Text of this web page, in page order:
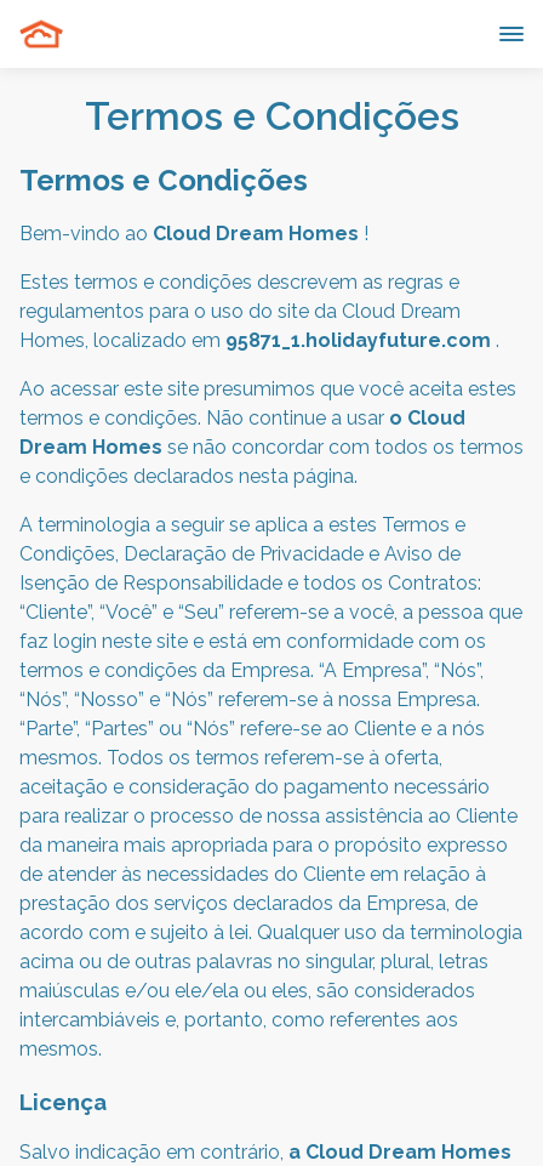
Termos e Condições
Termos e Condições
Bem-vindo ao Cloud Dream Homes !
Estes termos e condições descrevem as regras e
regulamentos para o uso do site da Cloud Dream
Homes, localizado em 95871_1.holidayfuture.com .
Ao acessar este site presumimos que você aceita estes
termos e condições. Não continue a usar o Cloud
Dream Homes se não concordar com todos os termos
e condições declarados nesta página.
A terminologia a seguir se aplica a estes Termos e
Condições, Declaração de Privacidade e Aviso de
Isenção de Responsabilidade e todos os Contratos:
“Cliente”, “Você” e “Seu” referem-se a você, a pessoa que
faz login neste site e está em conformidade com os
termos e condições da Empresa. “A Empresa”, “Nós”,
“Nós”, “Nosso” e “Nós” referem-se à nossa Empresa.
“Parte”, “Partes” ou “Nós” refere-se ao Cliente e a nós
mesmos. Todos os termos referem-se à oferta,
aceitação e consideração do pagamento necessário
para realizar o processo de nossa assistência ao Cliente
da maneira mais apropriada para o propósito expresso
de atender às necessidades do Cliente em relação à
prestação dos serviços declarados da Empresa, de
acordo com e sujeito à lei. Qualquer uso da terminologia
acima ou de outras palavras no singular, plural, letras
maiúsculas e/ou ele/ela ou eles, são considerados
intercambiáveis e, portanto, como referentes aos
mesmos.
Licença
Salvo indicação em contrário, a Cloud Dream Homes